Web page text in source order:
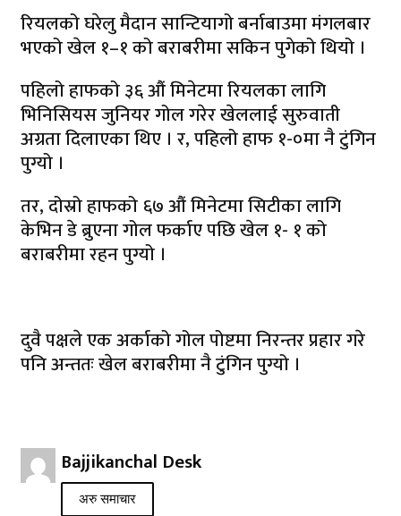
रियलको घरेलु मैदान सान्टियागो बर्नाबाउमा मंगलबार
भएको खेल १–१ को बराबरीमा सकिन पुगेको थियो ।
पहिलो हाफको ३६ औं मिनेटमा रियलका लागि
भिनिसियस जुनियर गोल गरेर खेललाई सुरुवाती
अग्रता दिलाएका थिए । र, पहिलो हाफ १-०मा नै टुंगिन
पुग्यो ।
तर, दोस्रो हाफको ६७ औं मिनेटमा सिटीका लागि
केभिन डे ब्रुएना गोल फर्काए पछि खेल १- १ को
बराबरीमा रहन पुग्यो ।
दुवै पक्षले एक अर्काको गोल पोष्टमा निरन्तर प्रहार गरे
पनि अन्ततः खेल बराबरीमा नै टुंगिन पुग्यो ।
Bajjikanchal Desk
अरु समाचार